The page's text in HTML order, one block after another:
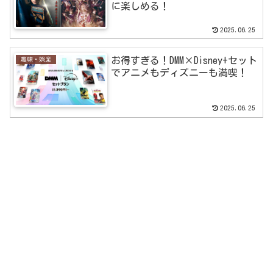
に楽しめる！
2025.06.25
趣味・娯楽
お得すぎる！DMM×Disney+セット
でアニメもディズニーも満喫！
2025.06.25